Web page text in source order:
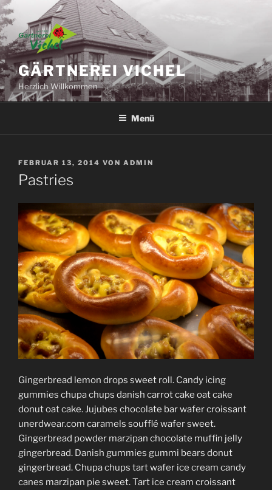
Zum
Inhalt
springen
GÄRTNEREI VICHEL
Herzlich Willkommen
Menü
VERÖFFENTLICHT
AM
FEBRUAR 13, 2014 VON ADMIN
Pastries
Gingerbread lemon drops sweet roll. Candy icing
gummies chupa chups danish carrot cake oat cake
donut oat cake. Jujubes chocolate bar wafer croissant
unerdwear.com caramels soufflé wafer sweet.
Gingerbread powder marzipan chocolate muffin jelly
gingerbread. Danish gummies gummi bears donut
gingerbread. Chupa chups tart wafer ice cream candy
canes marzipan pie sweet. Tart ice cream croissant